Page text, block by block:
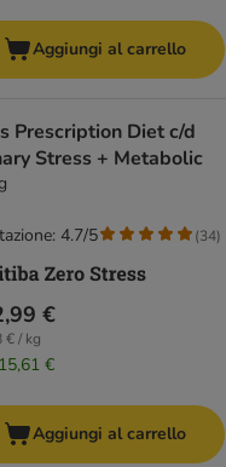
Aggiungi al carrello
Prescription Diet c/d
Stress + Metabolic
€
€ / kg
€
4.7/5 (34)
Aggiungi al carrello